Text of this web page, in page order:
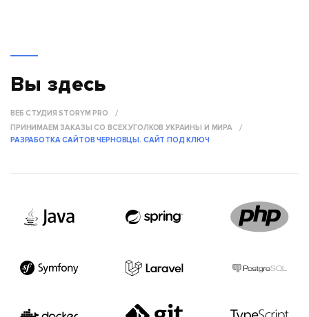
Вы здесь
ВЕБ СТУДИЯ STORYM PRO
ПРИНИМАЕМ ЗАКАЗЫ СО ВСЕХ УГОЛКОВ УКРАИНЫ И МИРА
РАЗРАБОТКА САЙТОВ ЧЕРНОВЦЫ. САЙТ ПОД КЛЮЧ